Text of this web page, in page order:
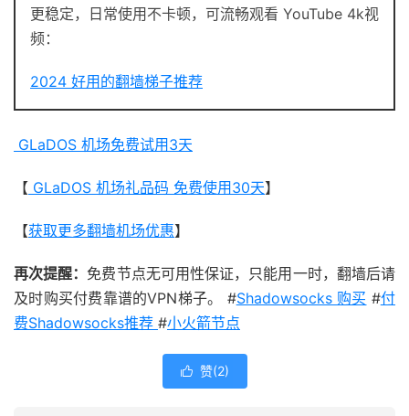
更稳定，日常使用不卡顿，可流畅观看 YouTube 4k视
频：
2024 好用的翻墙梯子推荐
GLaDOS 机场免费试用3天
【 GLaDOS 机场礼品码 免费使用30天】
【获取更多翻墙机场优惠】
再次提醒： 免费节点无可用性保证，只能用一时，翻墙后请
及时购买付费靠谱的VPN梯子。 #Shadowsocks 购买 #付
费Shadowsocks推荐 #小火箭节点
 赞(2)